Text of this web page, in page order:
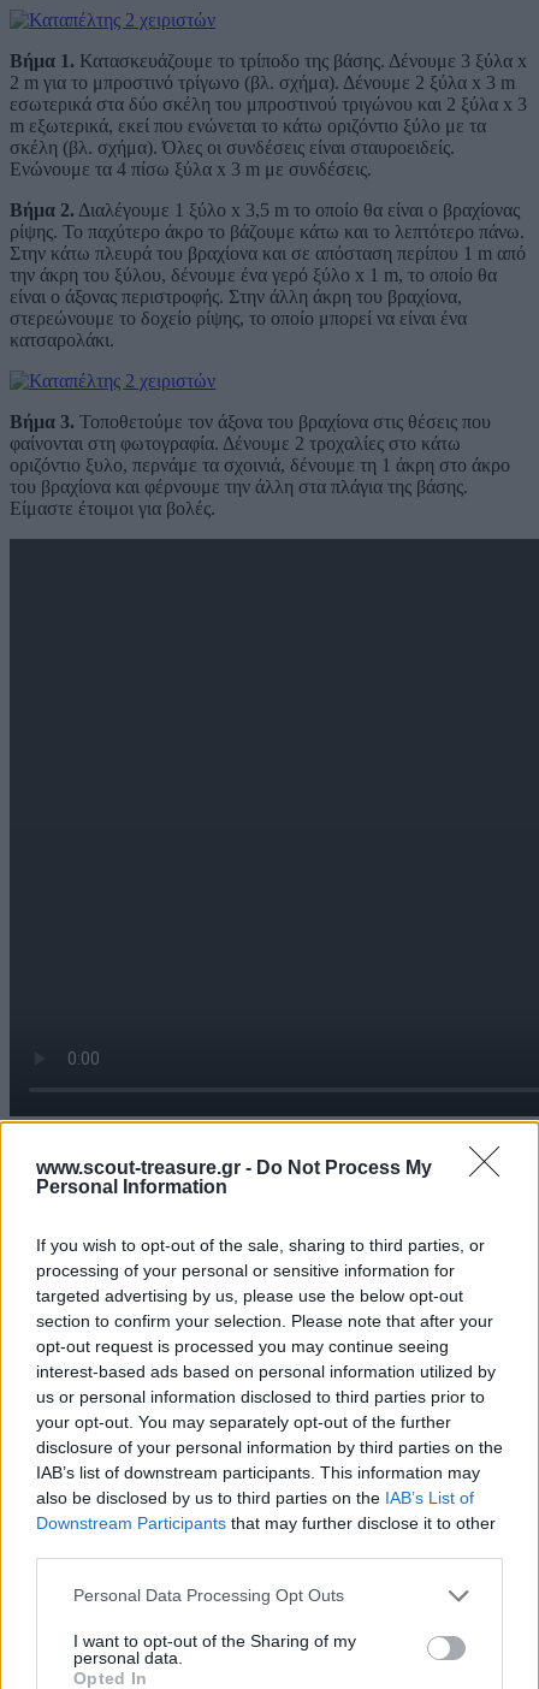
www.scout-treasure.gr - Do Not Process My
Personal Information
If you wish to opt-out of the sale, sharing to third parties, or
processing of your personal or sensitive information for
targeted advertising by us, please use the below opt-out
section to confirm your selection. Please note that after your
opt-out request is processed you may continue seeing
interest-based ads based on personal information utilized by
us or personal information disclosed to third parties prior to
your opt-out. You may separately opt-out of the further
disclosure of your personal information by third parties on the
IAB’s list of downstream participants. This information may
also be disclosed by us to third parties on the IAB’s List of
Downstream Participants that may further disclose it to other
Please note that this website/app uses one or more Google
not limited to your visit or usage behaviour. You may click to
grant or deny consent to Google and its third-party tags to
Personal Data Processing Opt Outs
I want to opt-out of the Sharing of my
personal data.
Opted In
Βήμα 1. Κατασκευάζουμε το τρίποδο της βάσης. Δένουμε 3 ξύλα x
2 m για το μπροστινό τρίγωνο (βλ. σχήμα). Δένουμε 2 ξύλα x 3 m
εσωτερικά στα δύο σκέλη του μπροστινού τριγώνου και 2 ξύλα x 3
m εξωτερικά, εκεί που ενώνεται το κάτω οριζόντιο ξύλο με τα
σκέλη (βλ. σχήμα). Όλες οι συνδέσεις είναι σταυροειδείς.
Ενώνουμε τα 4 πίσω ξύλα x 3 m με συνδέσεις.
Βήμα 2. Διαλέγουμε 1 ξύλο x 3,5 m το οποίο θα είναι ο βραχίονας
ρίψης. Το παχύτερο άκρο το βάζουμε κάτω και το λεπτότερο πάνω.
Στην κάτω πλευρά του βραχίονα και σε απόσταση περίπου 1 m από
την άκρη του ξύλου, δένουμε ένα γερό ξύλο x 1 m, το οποίο θα
είναι ο άξονας περιστροφής. Στην άλλη άκρη του βραχίονα,
στερεώνουμε το δοχείο ρίψης, το οποίο μπορεί να είναι ένα
κατσαρολάκι.
Βήμα 3. Τοποθετούμε τον άξονα του βραχίονα στις θέσεις που
φαίνονται στη φωτογραφία. Δένουμε 2 τροχαλίες στο κάτω
οριζόντιο ξυλο, περνάμε τα σχοινιά, δένουμε τη 1 άκρη στο άκρο
του βραχίονα και φέρνουμε την άλλη στα πλάγια της βάσης.
Είμαστε έτοιμοι για βολές.
Όταν η νερόμπομπα είναι μέσα στον υποδοχέα, ο υπεύθυνος δίνει
άτομο ελέγχει την ασφάλεια. Το άτομο αυτό βοηθά στη ρίψη,
πιέζοντας προς τα κάτω τον βραχίονα. Όταν τα παιδιά βλέπουν τη
νερόμπομπα να φέυγει απολαμβάνουν το παιχνίδι. Μόλις η
νερόμπομπα εκτοξευθεί, όλα τα βλέμματα θα την ακολουθήσουν.
Το άτομο που ελέγχει την ασφάλεια στέκεται ακριβώς μπροστά
από τον καταπέλτη και κρατά με το χέρι του το κάτω άκρο του
βραχίονα.
ΥΛΙΚΑ
α) Βάση
3 ξύλα x 2 m
2 σχοινιά 12 m
β) Βραχίονας
1 ξύλο x 3,5 m